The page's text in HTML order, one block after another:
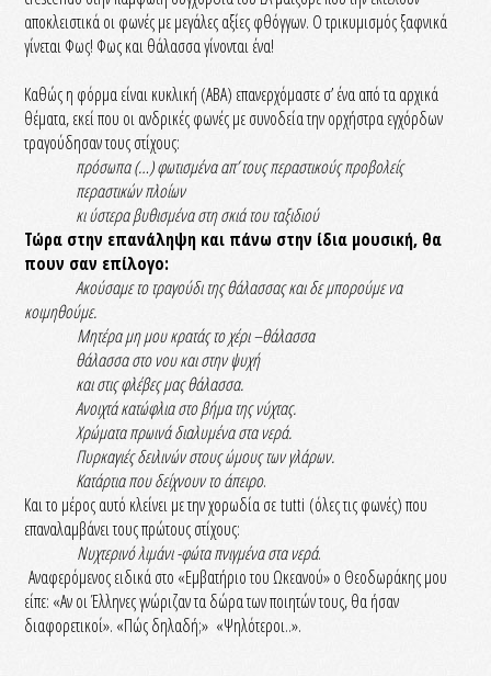
αποκλειστικά οι φωνές με μεγάλες αξίες φθόγγων. Ο τρικυμισμός ξαφνικά
γίνεται Φως! Φως και θάλασσα γίνονται ένα!
Καθώς η φόρμα είναι κυκλική (ΑΒΑ) επανερχόμαστε σ’ ένα από τα αρχικά
θέματα, εκεί που οι ανδρικές φωνές με συνοδεία την ορχήστρα εγχόρδων
τραγούδησαν τους στίχους:
πρόσωπα (…) φωτισμένα απ’ τους περαστικούς προβολείς
περαστικών πλοίων
κι ύστερα βυθισμένα στη σκιά του ταξιδιού
Τώρα στην επανάληψη και πάνω στην ίδια μουσική, θα
πουν σαν επίλογο:
Ακούσαμε το τραγούδι της θάλασσας και δε μπορούμε να
κοιμηθούμε.
Μητέρα μη μου κρατάς το χέρι –θάλασσα
θάλασσα στο νου και στην ψυχή
και στις φλέβες μας θάλασσα.
Ανοιχτά κατώφλια στο βήμα της νύχτας.
Χρώματα πρωινά διαλυμένα στα νερά.
Πυρκαγιές δειλινών στους ώμους των γλάρων.
Κατάρτια που δείχνουν το άπειρο.
Και το μέρος αυτό κλείνει με την χορωδία σε tutti (όλες τις φωνές) που
επαναλαμβάνει τους πρώτους στίχους:
Νυχτερινό λιμάνι -φώτα πνιγμένα στα νερά.
Αναφερόμενος ειδικά στο «Εμβατήριο του Ωκεανού» ο Θεοδωράκης μου
είπε: «Αν οι Έλληνες γνώριζαν τα δώρα των ποιητών τους, θα ήσαν
διαφορετικοί». «Πώς δηλαδή;» «Ψηλότεροι..».